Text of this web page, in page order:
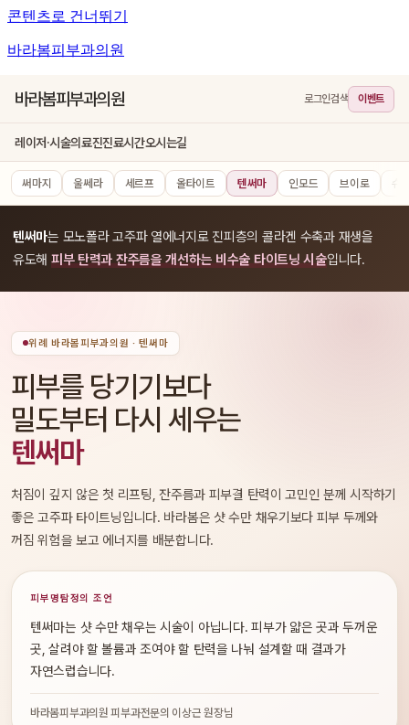
콘텐츠로 건너뛰기
바라봄피부과의원
바라봄피부과의원 로그인검색 이벤트
레이저·시술의료진진료시간오시는길
써마지 울쎄라 세르프 올타이트 텐써마 인모드 브이로 슈
텐써마는 모노폴라 고주파 열에너지로 진피층의 콜라겐 수축과 재생을
유도해 피부 탄력과 잔주름을 개선하는 비수술 타이트닝 시술입니다.
위례 바라봄피부과의원 · 텐써마
피부를 당기기보다
밀도부터 다시 세우는
텐써마
처짐이 깊지 않은 첫 리프팅, 잔주름과 피부결 탄력이 고민인 분께 시작하기
좋은 고주파 타이트닝입니다. 바라봄은 샷 수만 채우기보다 피부 두께와
꺼짐 위험을 보고 에너지를 배분합니다.
피부명탐정의 조언
텐써마는 샷 수만 채우는 시술이 아닙니다. 피부가 얇은 곳과 두꺼운
곳, 살려야 할 볼륨과 조여야 할 탄력을 나눠 설계할 때 결과가
자연스럽습니다.
바라봄피부과의원 피부과전문의 이상근 원장님